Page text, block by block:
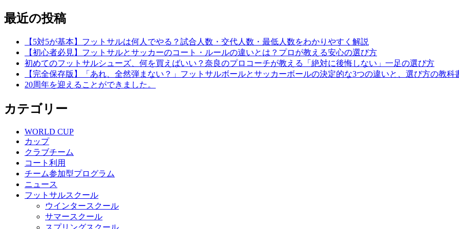
最近の投稿
【5対5が基本】フットサルは何人でやる？試合人数・交代人数・最低人数をわかりやすく解説
【初心者必見】フットサルとサッカーのコート・ルールの違いとは？プロが教える安心の選び方
初めてのフットサルシューズ、何を買えばいい？奈良のプロコーチが教える「絶対に後悔しない」一足の選び方
【完全保存版】「あれ、全然弾まない？」フットサルボールとサッカーボールの決定的な3つの違いと、選び方の教科
20周年を迎えることができました。
カテゴリー
WORLD CUP
カップ
クラブチーム
コート利用
チーム参加型プログラム
ニュース
フットサルスクール
ウインタースクール
サマースクール
スプリングスクール